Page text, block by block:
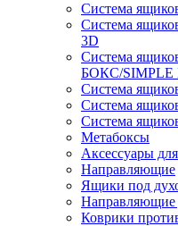
Система
Система
3D
Система
БОКС/SIMPLE
Система
Система
Система
Метабоксы
Аксессуары
Направляющие
Ящики под
Направляющие
Коврики